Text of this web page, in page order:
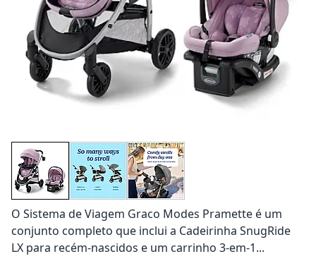
O Sistema de Viagem Graco Modes Pramette é um
conjunto completo que inclui a Cadeirinha SnugRide
LX para recém-nascidos e um carrinho 3-em-1...